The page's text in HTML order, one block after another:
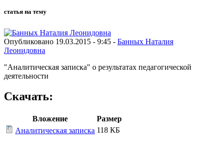
статья на тему
Опубликовано 19.03.2015 - 9:45 - Банных Наталия
Леонидовна
"Аналитическая записка" о результатах педагогической
деятельности
Скачать:
Вложение
Размер
Аналитическая записка 118 КБ